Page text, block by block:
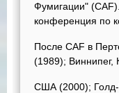
Фумигации"
конференция по
После CAF в
(1989);
США (2000); Голд-